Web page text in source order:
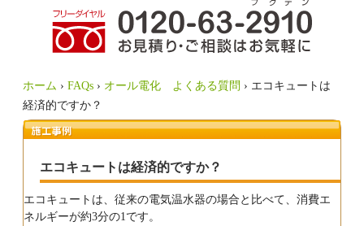
ホーム › FAQs › オール電化 よくある質問 › エコキュートは
経済的ですか？
エコキュートは経済的ですか？
エコキュートは、従来の電気温水器の場合と比べて、消費エ
ネルギーが約3分の1です。